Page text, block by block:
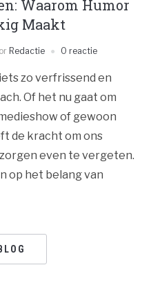
Waarom Humor
Maakt
Redactie 0 reactie
zo verfrissend en
Of het nu gaat om
of gewoon
de kracht om ons
even te vergeten.
op het belang van